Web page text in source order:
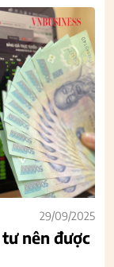
29/09/2025
nên được